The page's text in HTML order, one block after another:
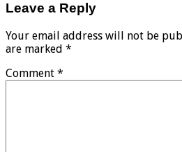
Leave a Reply
Your email address will not be
are marked *
Comment *